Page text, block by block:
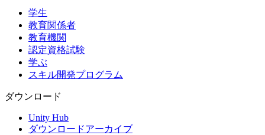
インディーゲーム
少人数のチームで大規模なゲームを開発する
XR ゲーム
XR ゲームを複数プラットフォーム向けにローンチする
マルチプレイヤーゲーム
マルチプレイヤーゲーム制作を簡素化
学生
教育関係者
教育機関
認定資格試験
学ぶ
スキル開発プログラム
ダウンロード
Unity Hub
ダウンロードアーカイブ